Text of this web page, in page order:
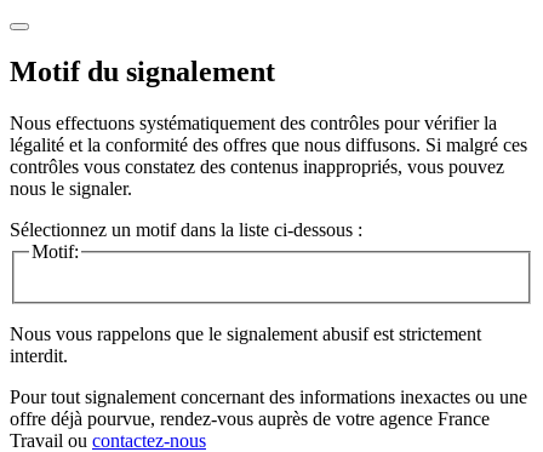
Motif du signalement
Nous effectuons systématiquement des contrôles pour vérifier la
légalité et la conformité des offres que nous diffusons. Si malgré ces
contrôles vous constatez des contenus inappropriés, vous pouvez
nous le signaler.
Sélectionnez un motif dans la liste ci-dessous :
Motif:
Nous vous rappelons que le signalement abusif est strictement
interdit.
Pour tout signalement concernant des informations inexactes ou une
offre déjà pourvue, rendez-vous auprès de votre agence France
Travail ou contactez-nous